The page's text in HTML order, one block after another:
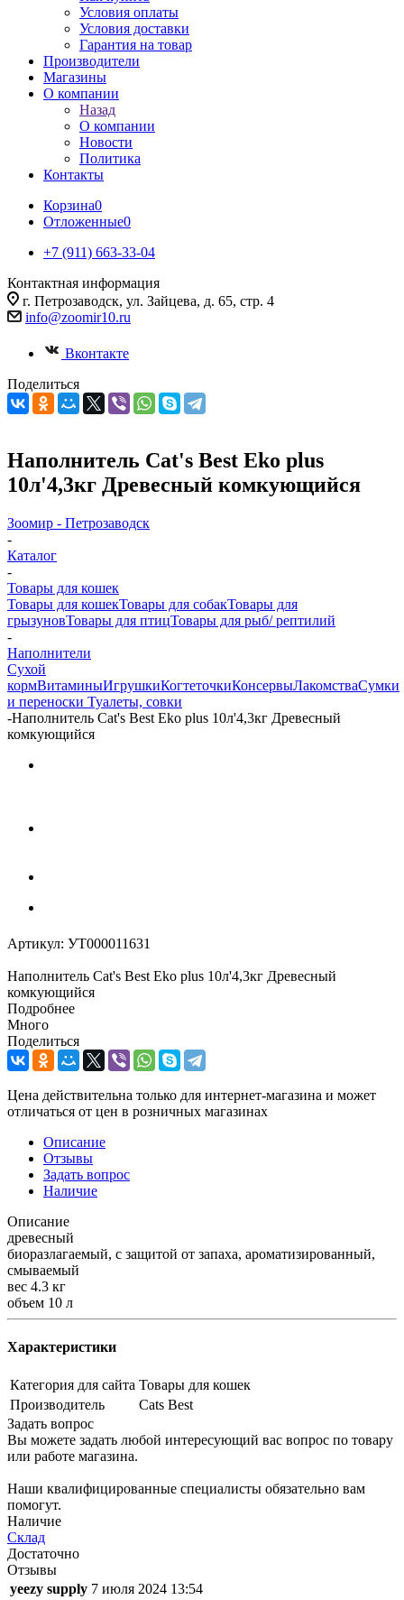
Условия оплаты
Условия доставки
Гарантия на товар
Производители
Магазины
О компании
Назад
О компании
Новости
Политика
Контакты
Корзина0
Отложенные0
+7 (911) 663-33-04
Контактная информация
г. Петрозаводск, ул. Зайцева, д. 65, стр. 4
info@zoomir10.ru
Вконтакте
Поделиться
Наполнитель Cat's Best Eko plus
10л'4,3кг Древесный комкующийся
Зоомир - Петрозаводск
-
Каталог
-
Товары для кошек
Товары для кошекТовары для собакТовары для
грызуновТовары для птицТовары для рыб/ рептилий
-
Наполнители
Cухой
кормВитаминыИгрушкиКогтеточкиКонсервыЛакомстваСумки
и переноски Туалеты, совки
-Наполнитель Cat's Best Eko plus 10л'4,3кг Древесный
комкующийся
Артикул: УТ000011631
Наполнитель Cat's Best Eko plus 10л'4,3кг Древесный
комкующийся
Подробнее
Много
Поделиться
Цена действительна только для интернет-магазина и может
отличаться от цен в розничных магазинах
Описание
Отзывы
Задать вопрос
Наличие
Описание
древесный
биоразлагаемый, с защитой от запаха, ароматизированный,
смываемый
вес 4.3 кг
объем 10 л
Характеристики
Категория для сайта Товары для кошек
Производитель
Cats Best
Задать вопрос
Вы можете задать любой интересующий вас вопрос по товару
или работе магазина.
Наши квалифицированные специалисты обязательно вам
помогут.
Наличие
Склад
Достаточно
Отзывы
yeezy supply 7 июля 2024 13:54